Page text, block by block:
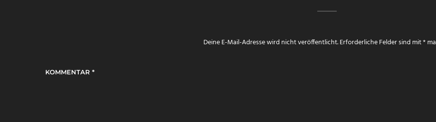
Deine E-Mail-Adresse wird nicht veröffentlicht.Erforderliche Felder sind mit*
KOMMENTAR *